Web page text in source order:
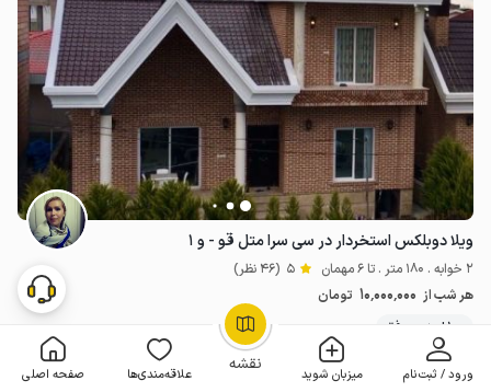
نقشه ورود / ثبت‌نام میزبان شوید علاقه‌مندی‌ها صفحه اصلی
OpenStreetMap
ویلا دوبلکس استخردار در سی سرا متل قو - و ۱
2 خوابه . 180 متر . تا 6 مهمان 5 (46 نظر)
هر شب از 10٬000٬000 تومان
100+ رزرو موفق